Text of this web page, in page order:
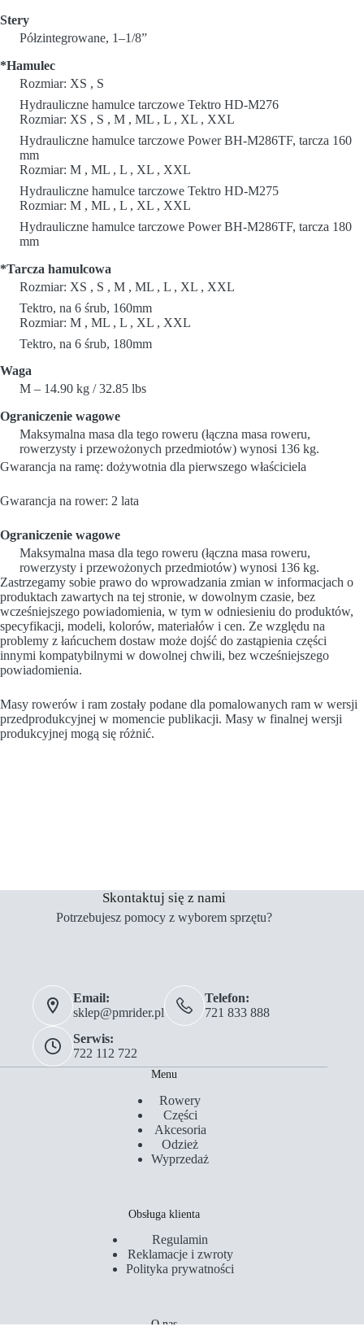
Stery
Półzintegrowane, 1–1/8”
*Hamulec
Rozmiar: XS , S
Hydrauliczne hamulce tarczowe Tektro HD-M276
Rozmiar: XS , S , M , ML , L , XL , XXL
Hydrauliczne hamulce tarczowe Power BH-M286TF, tarcza 160
mm
Rozmiar: M , ML , L , XL , XXL
Hydrauliczne hamulce tarczowe Tektro HD-M275
Rozmiar: M , ML , L , XL , XXL
Hydrauliczne hamulce tarczowe Power BH-M286TF, tarcza 180
mm
*Tarcza hamulcowa
Rozmiar: XS , S , M , ML , L , XL , XXL
Tektro, na 6 śrub, 160mm
Rozmiar: M , ML , L , XL , XXL
Tektro, na 6 śrub, 180mm
Waga
M – 14.90 kg / 32.85 lbs
Ograniczenie wagowe
Maksymalna masa dla tego roweru (łączna masa roweru,
rowerzysty i przewożonych przedmiotów) wynosi 136 kg.
Gwarancja na ramę: dożywotnia dla pierwszego właściciela
Gwarancja na rower: 2 lata
Ograniczenie wagowe
Maksymalna masa dla tego roweru (łączna masa roweru,
rowerzysty i przewożonych przedmiotów) wynosi 136 kg.
Zastrzegamy sobie prawo do wprowadzania zmian w informacjach o
produktach zawartych na tej stronie, w dowolnym czasie, bez
wcześniejszego powiadomienia, w tym w odniesieniu do produktów,
specyfikacji, modeli, kolorów, materiałów i cen. Ze względu na
problemy z łańcuchem dostaw może dojść do zastąpienia części
innymi kompatybilnymi w dowolnej chwili, bez wcześniejszego
powiadomienia.
Masy rowerów i ram zostały podane dla pomalowanych ram w wersji
przedprodukcyjnej w momencie publikacji. Masy w finalnej wersji
produkcyjnej mogą się różnić.
Skontaktuj się z nami
Potrzebujesz pomocy z wyborem sprzętu?
Email:
sklep@pmrider.pl
Telefon:
721 833 888
Serwis:
722 112 722
Menu
Rowery
Części
Akcesoria
Odzież
Wyprzedaż
Obsługa klienta
Regulamin
Reklamacje i zwroty
Polityka prywatności
O nas